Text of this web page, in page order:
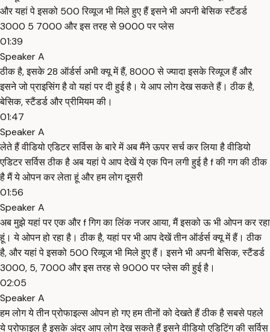
और यहां पे इसको 500 रिव्यूज भी मिले हुए हैं इसने भी अपनी बेसिक स्टैंडर्ड
3000 5 7000 और इस तरह से 9000 पर प्लेस
01:39
Speaker A
ठीक है, इसके 28 ऑर्डर्स अभी क्यू में हैं, 8000 से ज्यादा इसके रिव्यूज हैं और
इसने जो प्राइसिंग है वो यहां पर दी हुई है। ये आप लोग देख सकते हैं। ठीक है,
बेसिक, स्टैंडर्ड और प्रीमियम की।
01:47
Speaker A
लेते हैं वीडियो एडिटर सर्विस के बारे में अब मैंने ऊपर सर्च कर लिया है वीडियो
एडिटर सर्विस ठीक है अब यहां पे आप देखें ये एक पिन लगी हुई है f की गग की ठीक
है मैं ये ओपन कर लेता हूं और हम लोग दूसरी
01:56
Speaker A
अब मुझे यहां पर एक और f गिग का लिंक नजर आया, मैं इसको ऊ भी ओपन कर रहा
हूं। ये ओपन हो रहा है। ठीक है, यहां पर भी आप देखें तीन ऑर्डर्स क्यू में हैं। ठीक
है, और यहां पे इसको 500 रिव्यूज भी मिले हुए हैं। इसने भी अपनी बेसिक, स्टैंडर्ड
3000, 5, 7000 और इस तरह से 9000 पर प्लेस की हुई है।
02:05
Speaker A
हम लोग ये तीन प्रोफाइल्स ओपन हो गए हम तीनों को देखते हैं ठीक है सबसे पहले
ये प्रोफाइल है इसके अंदर आप लोग देख सकते हैं इसने वीडियो एडिटिंग की सर्विस